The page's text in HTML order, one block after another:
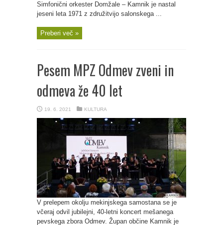
Simfonični orkester Domžale – Kamnik je nastal
jeseni leta 1971 z združitvijo salonskega ...
Preberi več »
Pesem MPZ Odmev zveni in
odmeva že 40 let
19. 6. 2021 KULTURA
V prelepem okolju mekinjskega samostana se je
včeraj odvil jubilejni, 40-letni koncert mešanega
pevskega zbora Odmev. Župan občine Kamnik je